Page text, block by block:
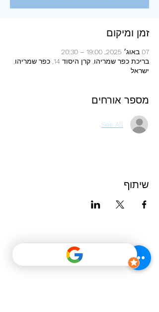
זמן ומיקום
07 באוג׳ 2025, 19:00 – 20:30
בריכת כפר שמריהו, קרן היסוד 14, כפר שמריהו,
ישראל
מספר אורחים
See All
שיתוף